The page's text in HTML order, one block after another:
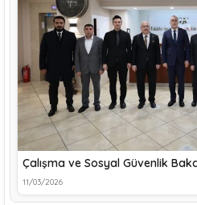
Çalışma ve Sosyal Güvenlik
11/03/2026